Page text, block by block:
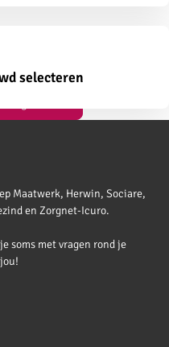
selecteren
Maatwerk, Herwin, Sociare,
en Zorgnet-Icuro.
soms met vragen rond je